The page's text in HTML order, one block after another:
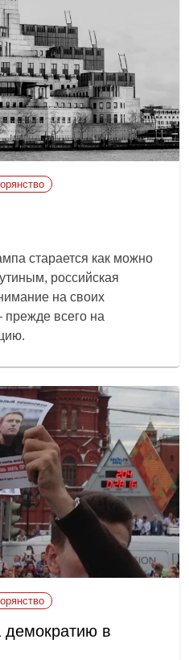
старается как можно
российская
на своих
всего на
демократию в